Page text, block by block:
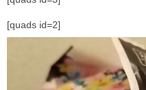
[quads id=2]